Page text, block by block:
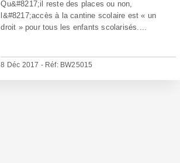
Qu&#8217;il reste des places ou non,
l&#8217;accès à la cantine scolaire est « un
droit » pour tous les enfants scolarisés....
8 Déc 2017 - Réf: BW25015